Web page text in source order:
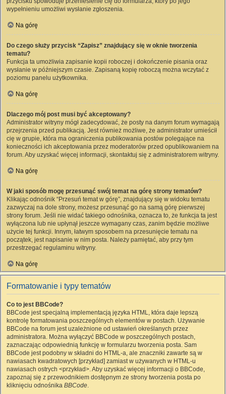
wypełnieniu umożliwi wysłanie zgłoszenia.
Na górę
Do czego służy przycisk “Zapisz” znajdujący się w oknie tworzenia
tematu?
Funkcja ta umożliwia zapisanie kopii roboczej i dokończenie pisania oraz
wysłanie w późniejszym czasie. Zapisaną kopię roboczą można wczytać z
poziomu panelu użytkownika.
Na górę
Dlaczego mój post musi być akceptowany?
Administrator witryny mógł zadecydować, że posty na danym forum wymagają
przejrzenia przed publikacją. Jest również możliwe, że administrator umieścił
cię w grupie, która ma ograniczenia publikowania postów polegające na
konieczności ich akceptowania przez moderatorów przed opublikowaniem na
forum. Aby uzyskać więcej informacji, skontaktuj się z administratorem witryny.
Na górę
W jaki sposób mogę przesunąć swój temat na górę strony tematów?
Klikając odnośnik “Przesuń temat w górę”, znajdujący się w widoku tematu
zazwyczaj na dole strony, możesz przesunąć go na samą górę pierwszej
strony forum. Jeśli nie widać takiego odnośnika, oznacza to, że funkcja ta jest
wyłączona lub nie upłynął jeszcze wymagany czas, zanim będzie możliwe
użycie tej funkcji. Innym, łatwym sposobem na przesunięcie tematu na
początek, jest napisanie w nim posta. Należy pamiętać, aby przy tym
przestrzegać regulaminu witryny.
Na górę
Formatowanie i typy tematów
Co to jest BBCode?
BBCode jest specjalną implementacją języka HTML, która daje lepszą
kontrolę formatowania poszczególnych elementów w postach. Używanie
BBCode na forum jest uzależnione od ustawień określanych przez
administratora. Można wyłączyć BBCode w poszczególnych postach,
zaznaczając odpowiednią funkcję w formularzu tworzenia posta. Sam
BBCode jest podobny w składni do HTML-a, ale znaczniki zawarte są w
nawiasach kwadratowych [przykład] zamiast w używanych w HTML-u
nawiasach ostrych <przykład>. Aby uzyskać więcej informacji o BBCode,
zapoznaj się z przewodnikiem dostępnym ze strony tworzenia posta po
kliknięciu odnośnika BBCode.